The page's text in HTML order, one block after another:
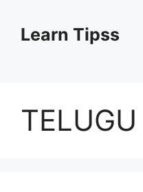
contentLearn Tipss
TELUGU